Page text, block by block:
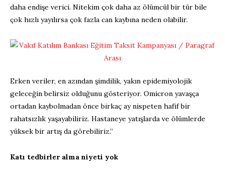
daha endişe verici. Nitekim çok daha az ölümcül bir tür bile
çok hızlı yayılırsa çok fazla can kaybına neden olabilir.
Erken veriler, en azından şimdilik, yakın epidemiyolojik
geleceğin belirsiz olduğunu gösteriyor. Omicron yavaşça
ortadan kaybolmadan önce birkaç ay nispeten hafif bir
rahatsızlık yaşayabiliriz. Hastaneye yatışlarda ve ölümlerde
yüksek bir artış da görebiliriz.”
Katı tedbirler alma niyeti yok